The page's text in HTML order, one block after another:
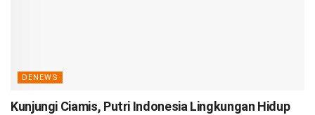
DENEWS
Kunjungi Ciamis, Putri Indonesia Lingkungan Hidup